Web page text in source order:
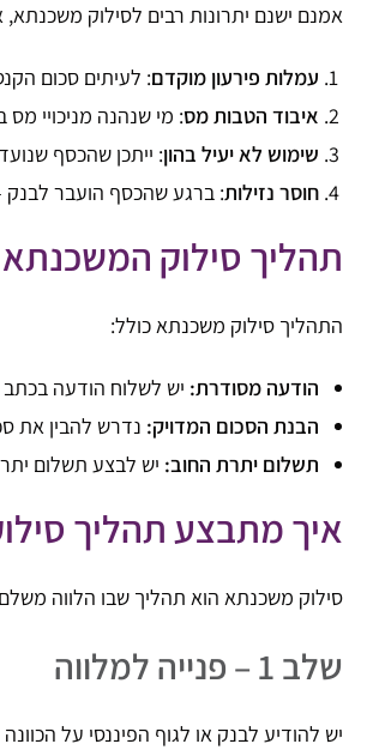
אמנם ישנם יתרונות רבים לסילוק
עמלות פירעון מוקדם: לעיתים סכום
איבוד הטבות מס: מי שנהנה מניכויי
שימוש לא יעיל בהון: ייתכן שהכסף
חוסר נזילות: ברגע שהכסף הועבר לבנק
תהליך סילוק המשכנתא
התהליך סילוק משכנתא כולל:
הודעה מסודרת: יש לשלוח הודעה בכתב
הבנת הסכום המדויק: נדרש להבין את
תשלום יתרת החוב: יש לבצע תשלום
איך מתבצע תהליך
סילוק משכנתא הוא תהליך שבו הלווה
שלב 1 – פנייה למלווה
יש להודיע לבנק או לגוף הפיננסי על